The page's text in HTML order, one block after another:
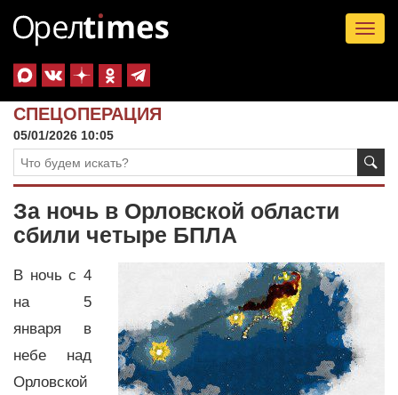
СПЕЦОПЕРАЦИЯ
05/01/2026 10:05
За ночь в Орловской области
сбили четыре БПЛА
В ночь с 4
на 5
января в
небе над
Орловской